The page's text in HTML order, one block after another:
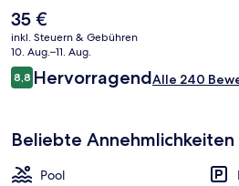
berichten.
Der
aktuelle
Preis
beträgt
35 €.
35 €
inkl. Steuern & Gebühren
10. Aug.–11. Aug.
Bewertungen
8,88,8 von 10.
HervorragendAlle 240
Beliebte Annehmlichkeiten
Pool